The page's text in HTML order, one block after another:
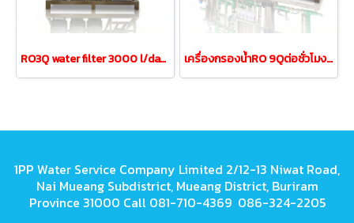
RO3Q water filter 3000 l/day capacity model RO3QFRP8-3MP เครื่องกรองน้ำRO 9Qต่อชั่วโมง 9000 ลิตร/วัน(ท่อน้้ำPPR)
1PP Water Service Company Limited 2/12-13 Niwat Road,
Nai Mueang Subdistrict, Mueang District, Buriram
Province 31000 Call 081-710-4369 086-324-2205